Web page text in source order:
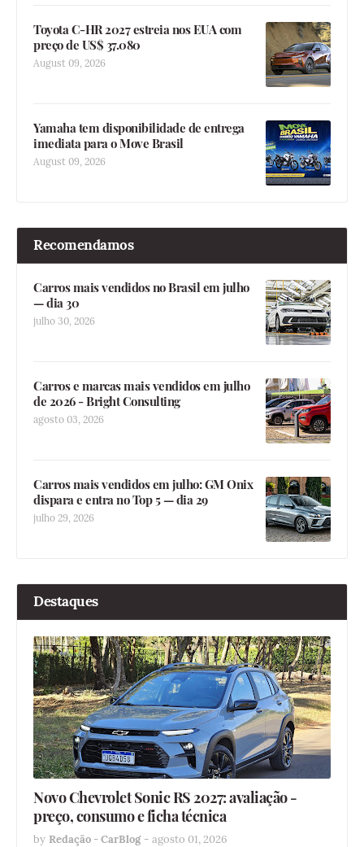
Toyota C-HR 2027 estreia nos EUA com
preço de US$ 37.080
August 09, 2026
Yamaha tem disponibilidade de entrega
imediata para o Move Brasil
August 09, 2026
Recomendamos
Carros mais vendidos no Brasil em julho
— dia 30
julho 30, 2026
Carros e marcas mais vendidos em julho
de 2026 - Bright Consulting
agosto 03, 2026
Carros mais vendidos em julho: GM Onix
dispara e entra no Top 5 — dia 29
julho 29, 2026
Destaques
Novo Chevrolet Sonic RS 2027: avaliação -
preço, consumo e ficha técnica
by Redação - CarBlog - agosto 01, 2026